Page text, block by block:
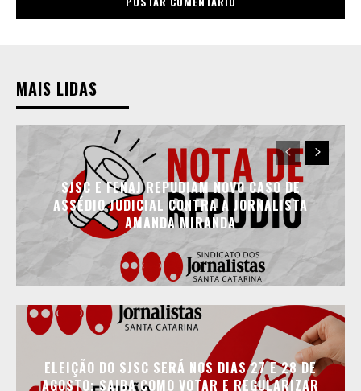
MAIS LIDAS
SJSC E FENAJ REPUDIAM NOVO CASO DE
ASSÉDIO JUDICIAL CONTRA A JORNALISTA
AMANDA MIRANDA
ELEIÇÃO DO SJSC SERÁ NOS DIAS 27 E 28 DE
AGOSTO; SAIBA COMO VOTAR E REGULARIZAR